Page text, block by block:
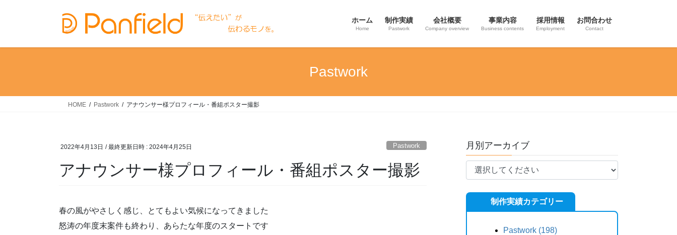
ホーム
Home
制作実績
Pastwork
会社概要
Company overview
事業内容
Business contents
採用情報
Employment
お問合わせ
Contact
Pastwork
HOME Pastwork アナウンサー様プロフィール・番組ポスター撮影
2022年4月13日 / 最終更新日時 : 2024年4月25日 Pastwork
アナウンサー様プロフィール・番組ポスター撮影
春の風がやさしく感じ、とてもよい気候になってきました
怒涛の年度末案件も終わり、あらたな年度のスタートです
月別アーカイブ
制作実績カテゴリー
Pastwork (198)